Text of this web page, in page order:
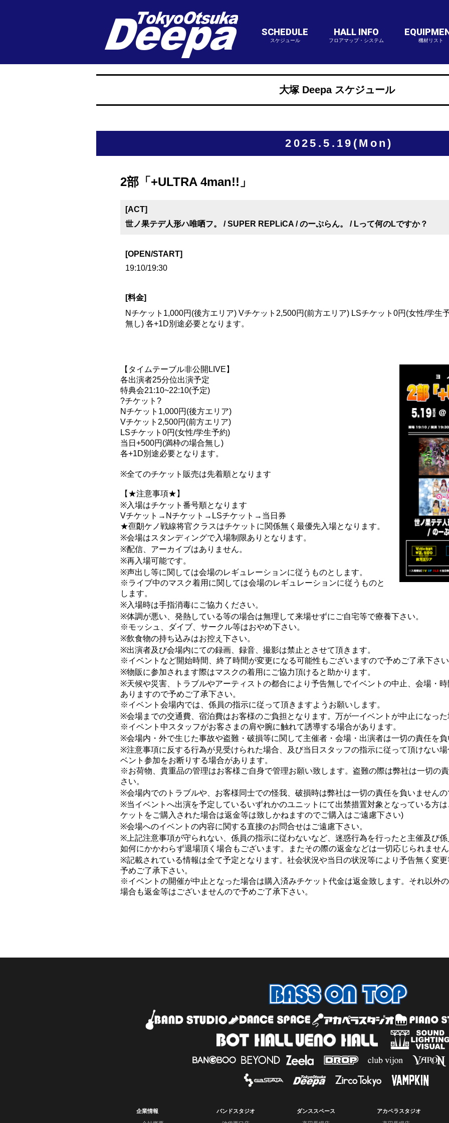
SCHEDULE
スケジュール
HALL INFO
フロアマップ・システム 機材リスト
大塚 Deepa スケジュール
2025.5.19(Mon)
2部「+ULTRA 4man!!」
[ACT]
世ノ果テデ人形ハ唯哂フ。 / SUPER REPLiCA / のーぷらん。 / Lって何のLですか？
[OPEN/START]
19:10/19:30
[料金]
Nチケット1,000円(後方エリア) Vチケット2,500円(前方エリア) LSチケット0円(女性/学生
無し) 各+1D別途必要となります。
【タイムテーブル非公開LIVE】
各出演者25分位出演予定
特典会21:10~22:10(予定)
?チケット?
Nチケット1,000円(後方エリア)
Vチケット2,500円(前方エリア)
LSチケット0円(女性/学生予約)
当日+500円(満枠の場合無し)
各+1D別途必要となります。
※全てのチケット販売は先着順となります
【★注意事項★】
※入場はチケット番号順となります
Vチケット→Nチケット→LSチケット→当日券
★亱朙ケノ戦線将官クラスはチケットに関係無く最優先入場となります。
※会場はスタンディングで入場制限ありとなります。
※配信、アーカイブはありません。
※再入場可能です。
※声出し等に関しては会場のレギュレーションに従うものとします。
※ライブ中のマスク着用に関しては会場のレギュレーションに従うものと
します。
※入場時は手指消毒にご協力ください。
※体調が悪い、発熱している等の場合は無理して来場せずにご自宅等で療養下さい。
※モッシュ、ダイブ、サークル等はおやめ下さい。
※飲食物の持ち込みはお控え下さい。
※出演者及び会場内にての録画、録音、撮影は禁止とさせて頂きます。
※イベントなど開始時間、終了時間が変更になる可能性もございますので予めご了承下さ
※物販に参加されます際はマスクの着用にご協力頂けると助かります。
※天候や災害、トラブルやアーティストの都合により予告無しでイベントの中止、会場・
ありますので予めご了承下さい。
※イベント会場内では、係員の指示に従って頂きますようお願いします。
※会場までの交通費、宿泊費はお客様のご負担となります。万が一イベントが中止になっ
※イベント中スタッフがお客さまの肩や腕に触れて誘導する場合があります。
※会場内・外で生じた事故や盗難・破損等に関して主催者・会場・出演者は一切の責任を
※注意事項に反する行為が見受けられた場合、及び当日スタッフの指示に従って頂けない
ベント参加をお断りする場合があります。
※お荷物、貴重品の管理はお客様ご自身で管理お願い致します。盗難の際は弊社は一切の
さい。
※会場内でのトラブルや、お客様同士での怪我、破損時は弊社は一切の責任を負いません
※当イベントへ出演を予定しているいずれかのユニットにて出禁措置対象となっている方
ケットをご購入された場合は返金等は致しかねますのでご購入はご遠慮下さい)
※会場へのイベントの内容に関する直接のお問合せはご遠慮下さい。
※上記注意事項が守られない、係員の指示に従わないなど、迷惑行為を行ったと主催及び
如何にかかわらず退場頂く場合もございます。またその際の返金などは一切応じられませ
※記載されている情報は全て予定となります。社会状況や当日の状況等により予告無く変
予めご了承下さい。
※イベントの開催が中止となった場合は購入済みチケット代金は返金致します。それ以外
場合も返金等はございませんので予めご了承下さい。
企業情報 バンドスタジオ ダンススペース アカペラスタジオ